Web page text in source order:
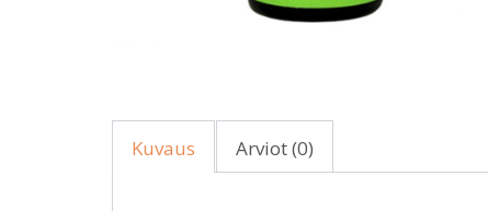
Kuvaus Arviot (0)